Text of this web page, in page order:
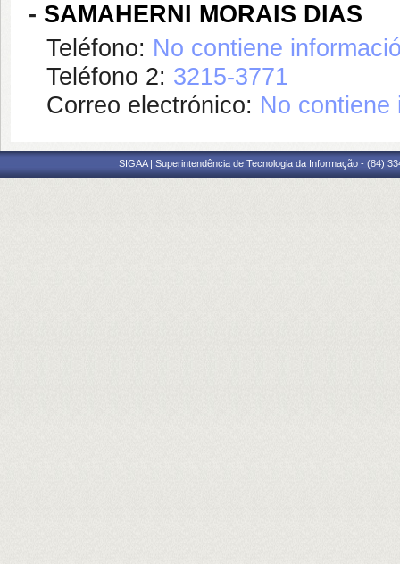
- SAMAHERNI MORAIS DIAS
Teléfono: No contiene
Teléfono 2: 3215-3771
Correo electrónico: No contiene
SIGAA | Superintendência de Tecnologia da Informação - (84)